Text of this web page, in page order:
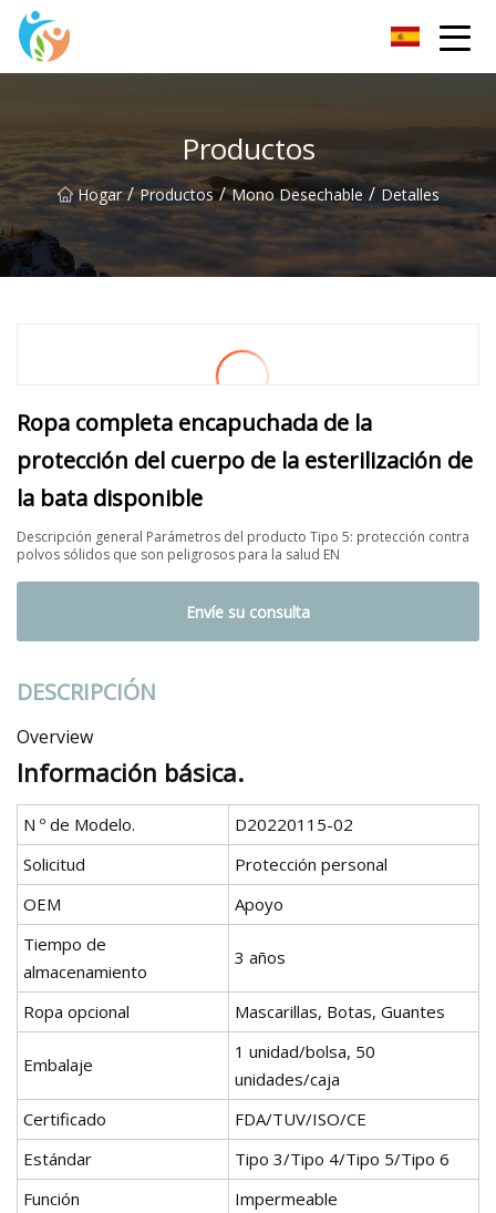
Productos
Hogar / Productos / Mono Desechable / Detalles
Ropa completa encapuchada de la
protección del cuerpo de la esterilización de
la bata disponible
Descripción general Parámetros del producto Tipo 5: protección contra
polvos sólidos que son peligrosos para la salud EN
Envíe su consulta
DESCRIPCIÓN
Overview
Información básica.
N º de Modelo.
D20220115-02
Solicitud
Protección personal
OEM
Apoyo
Tiempo de
almacenamiento
3 años
Ropa opcional Mascarillas, Botas, Guantes
Embalaje
1 unidad/bolsa, 50
unidades/caja
Certificado
FDA/TUV/ISO/CE
Estándar
Tipo 3/Tipo 4/Tipo 5/Tipo 6
Función
Impermeable